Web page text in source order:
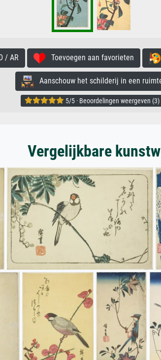
/ AR Toevoegen aan favorieten
Aanschouw het schilderij in een
5/5 · Beoordelingen weergeven (3)
Vergelijkbare